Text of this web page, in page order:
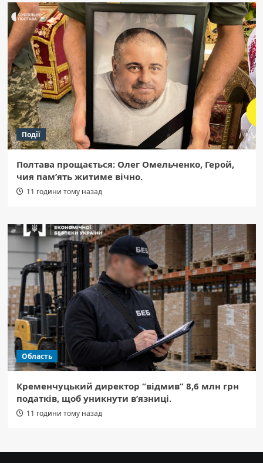
Події
Полтава прощається: Олег Омельченко, Герой,
чия пам’ять житиме вічно.
11 години тому назад
Область
Кременчуцький директор “відмив” 8,6 млн грн
податків, щоб уникнути в’язниці.
11 години тому назад